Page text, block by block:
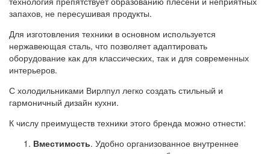
запахов, не пересушивая продукты.
Для изготовления техники в основном используется
нержавеющая сталь, что позволяет адаптировать
оборудование как для классических, так и для современных
интерьеров.
С холодильниками Вирлпул легко создать стильный и
гармоничный дизайн кухни.
К числу преимуществ техники этого бренда можно отнести:
Вместимость. Удобно организованное внутреннее